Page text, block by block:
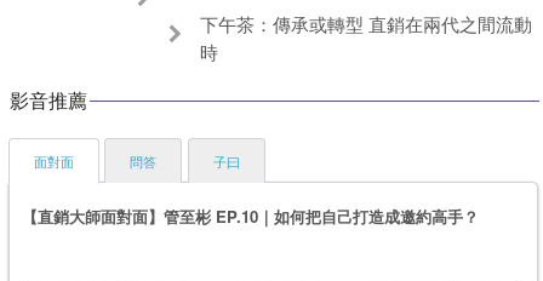
下午茶：傳承或轉型 直銷在兩代之間流動
時
影音推薦
面對面
【直銷大師面對面】管至彬 EP.10｜如何把自己打造成邀約高手？
問答 子曰